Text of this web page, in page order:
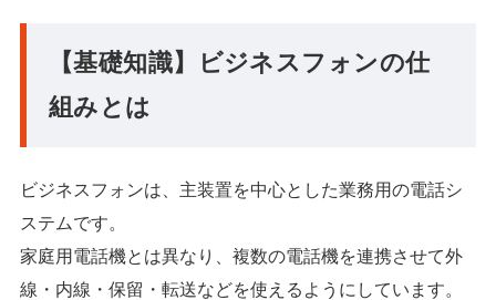
【基礎知識】ビジネスフォンの仕
組みとは
ビジネスフォンは、主装置を中心とした業務用の電話シ
ステムです。
家庭用電話機とは異なり、複数の電話機を連携させて外
線・内線・保留・転送などを使えるようにしています。